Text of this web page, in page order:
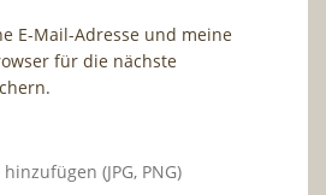
E-Mail-Adresse und meine
für die nächste
(JPG, PNG)